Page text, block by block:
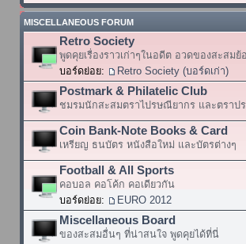
MISCELLANEOUS FORUM
Retro Society
พูดคุยเรื่องราวเก่าๆในอดีต อวดของสะสม
บอร์ดย่อย:
Retro Society (บอร์ดเก่า)
Postmark & Philatelic Club
ชมรมนักสะสมตราไปรษณียากร และตราป
Coin Bank-Note Books & Card
เหรียญ ธนบัตร หนังสือใหม่ และบัตรต่างๆ
Football & All Sports
คอบอล คอโค้ก คอเดียวกัน
บอร์ดย่อย:
EURO 2012
Miscellaneous Board
ของสะสมอื่นๆ ที่น่าสนใจ พูดคุยได้ที่นี่